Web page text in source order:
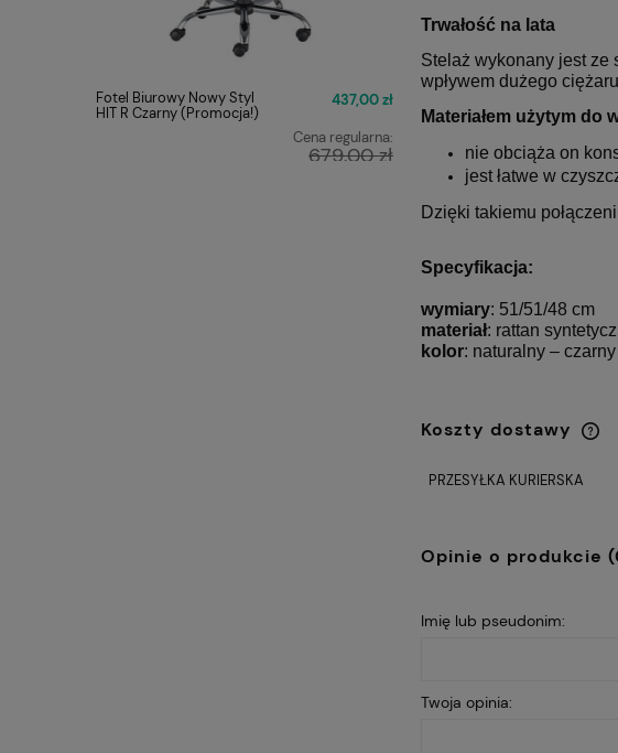
Fotel Biurowy Nowy Styl
HIT R Czarny (Promocja!)
437,00 zł
Cena regularna:
679,00 zł
ERGON 2 HB
Trwałość na lata
Stelaż wykonany jest ze
wpływem dużego
Materiałem użytym do
nie obciąża on
jest łatwe w
Dzięki takiemu
Specyfikacja:
wymiary: 51/51/48 cm
materiał: rattan
kolor: naturalny – czarny
Koszty dostawy
PRZESYŁKA KURIERSKA
Opinie o produkcie
Imię lub pseudonim:
Twoja opinia: